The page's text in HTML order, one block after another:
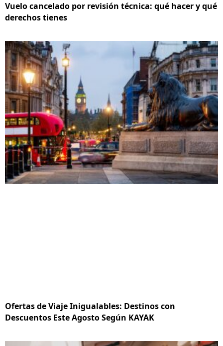
Vuelo cancelado por revisión técnica: qué hacer y qué
derechos tienes
Ofertas de Viaje Inigualables: Destinos con
Descuentos Este Agosto Según KAYAK